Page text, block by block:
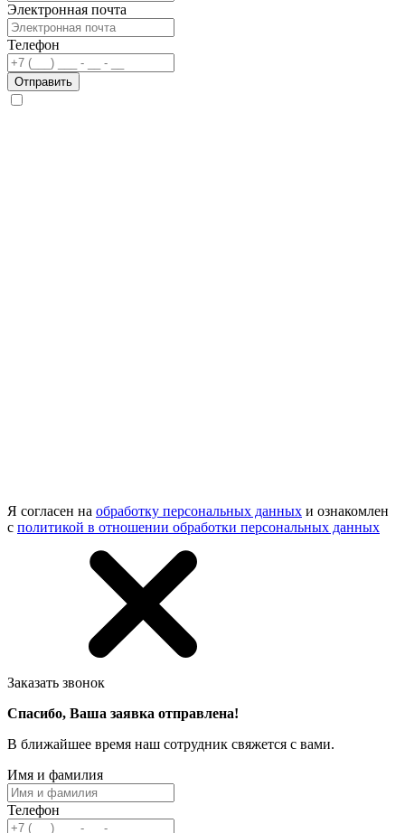
Электронная почта
Телефон
Отправить
Я согласен на обработку персональных данных и ознакомлен
с политикой в отношении обработки персональных данных
Заказать звонок
Спасибо, Ваша заявка отправлена!
В ближайшее время наш сотрудник свяжется с вами.
Имя и фамилия
Телефон